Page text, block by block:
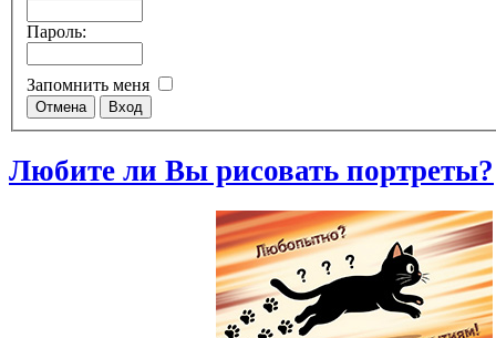
Пароль:
Запомнить меня
Любите ли Вы рисовать портреты?